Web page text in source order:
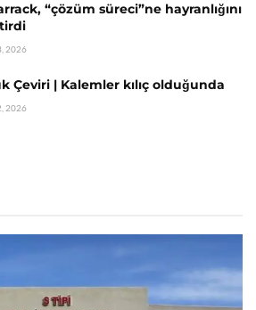
“çözüm süreci”ne hayranlığını
2026
Çeviri | Kalemler kılıç olduğunda
2026